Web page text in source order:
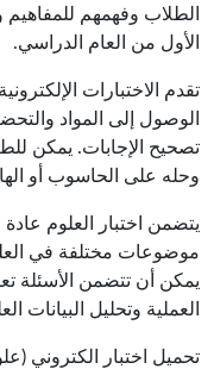
الطلاب وفهمهم
الأول من العام الدراسي.
تقدم الاختبارات
الوصول إلى المواد
تصحيح الإجابات. يمكن
وحله على الحاسوب أو
يتضمن اختبار العلوم
موضوعات مختلفة في
يمكن أن تتضمن الأسئلة
العملية وتحليل البيانات